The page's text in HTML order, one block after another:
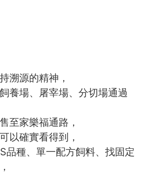
溯源的精神，
養場、屠宰場、分切場通過
至家樂福通路，
以確實看得到，
品種、單一配方飼料、找固定